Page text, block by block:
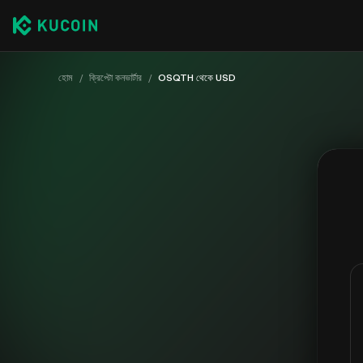
হোম / ক্রিপ্টো কনভার্টার / OSQTH থেকে USD